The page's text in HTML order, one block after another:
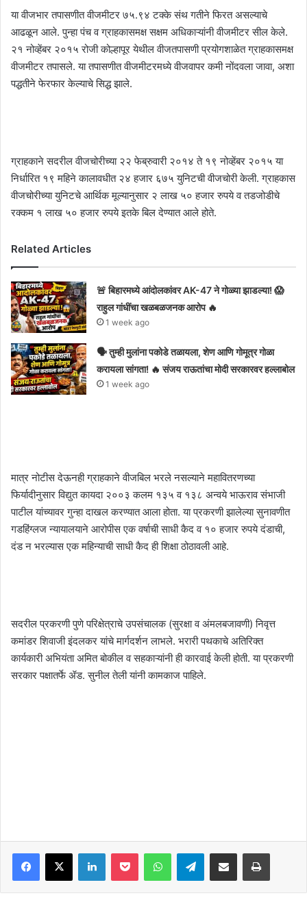
या वीजभार तपासणीत वीजमीटर ७५.९४ टक्के संथ गतीने फिरत असल्याचे
आढळून आले. पुन्हा पंच व ग्राहकासमक्ष सक्षम अधिकाऱ्यांनी वीजमीटर सील केले.
२१ नोव्हेंबर २०१५ रोजी कोल्हापूर येथील वीजतपासणी प्रयोगशाळेत ग्राहकासमक्ष
वीजमीटर तपासले. या तपासणीत वीजमीटरमध्ये वीजवापर कमी नोंदवला जावा, अशा
पद्धतीने फेरफार केल्याचे सिद्ध झाले.
ग्राहकाने सदरील वीजचोरीच्या २२ फेब्रुवारी २०१४ ते १९ नोव्हेंबर २०१५ या
निर्धारित १९ महिने कालावधीत २४ हजार ६७५ युनिटची वीजचोरी केली. ग्राहकास
वीजचोरीच्या युनिटचे आर्थिक मूल्यानुसार २ लाख ५० हजार रुपये व तडजोडीचे
रक्कम १ लाख ५० हजार रुपये इतके बिल देण्यात आले होते.
Related Articles
🚨 बिहारमध्ये आंदोलकांवर AK-47 ने गोळ्या झाडल्या! 😱
राहुल गांधींचा खळबळजनक आरोप 🔥
1 week ago
🗣️ तुम्ही मुलांना पकोडे तळायला, शेण आणि गोमूत्र गोळा
करायला सांगता! 🔥 संजय राऊतांचा मोदी सरकारवर हल्लाबोल
1 week ago
मात्र नोटीस देऊनही ग्राहकाने वीजबिल भरले नसल्याने महावितरणच्या
फिर्यादीनुसार विद्युत कायदा २००३ कलम १३५ व १३८ अन्वये भाऊराव संभाजी
पाटील यांच्यावर गुन्हा दाखल करण्यात आला होता. या प्रकरणी झालेल्या सुनावणीत
गडहिंग्लज न्यायालयाने आरोपीस एक वर्षाची साधी कैद व १० हजार रुपये दंडाची,
दंड न भरल्यास एक महिन्याची साधी कैद ही शिक्षा ठोठावली आहे.
सदरील प्रकरणी पुणे परिक्षेत्राचे उपसंचालक (सुरक्षा व अंमलबजावणी) निवृत्त
कमांडर शिवाजी इंदलकर यांचे मार्गदर्शन लाभले. भरारी पथकाचे अतिरिक्त
कार्यकारी अभियंता अमित बोकील व सहकाऱ्यांनी ही कारवाई केली होती. या प्रकरणी
सरकार पक्षातर्फे ॲड. सुनील तेली यांनी कामकाज पाहिले.
Facebook
X LinkedInPocket WhatsAppTelegramShare via Email Print